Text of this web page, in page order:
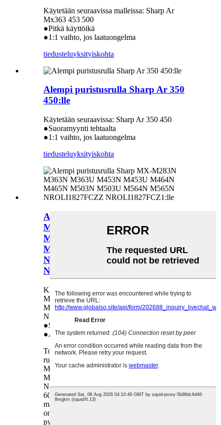
Käytetään seuraavissa malleissa: Sharp Ar
Mx363 453 500
●Pitkä käyttöikä
●1:1 vaihto, jos laatuongelma
tiedusteluyksityiskohta
Alempi puristusrulla Sharp Ar 350
450:lle
Käytetään seuraavissa: Sharp Ar 350 450
●Suoramyynti tehtaalta
●1:1 vaihto, jos laatuongelma
tiedusteluyksityiskohta
Alempi puristusrulla Sharp MX-
M283N M363N M363U M453N
M453U M464N M465N M503N
M503U M564N M565N
NROLI1827FCZZ
NROLI1827FCZ1:lle
Käyttökohteet: Sharp MX-M283N M363N
M363U M453N M453U M464N M465N
M503N M503U M564N M565N
NROLI1827FCZZ NROLI1827FCZ1
●Suoramyynti tehtaalta
●Alkuperäinen
Toimitamme korkealaatuisia alemman paineen
rullia Sharp MX-M283N M363N M363U
M453N M453U M464N M465N M503N
M503U M564N M565N NROLI1827FCZZ
NROLI1827FCZ1 -laitteelle. Honhailla on yli
6000 erilaista tuotetta, ja se tarjoaa parhaan
mahdollisen palvelun kokonaisuudessaan. Meillä
on täydellinen tuotevalikoima, toimituskanavat ja
pyrimme aina ensiluokkaiseen